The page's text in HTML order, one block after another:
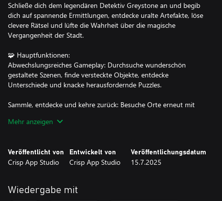
Schließe dich dem legendären Detektiv Greystone an und begib
dich auf spannende Ermittlungen, entdecke uralte Artefakte, löse
clevere Rätsel und lüfte die Wahrheit über die magische
Vergangenheit der Stadt.
🧩 Hauptfunktionen:
Abwechslungsreiches Gameplay: Durchsuche wunderschön
gestaltete Szenen, finde versteckte Objekte, entdecke
Unterschiede und knacke herausfordernde Puzzles.
Sammle, entdecke und kehre zurück: Besuche Orte erneut mit
Belohnungen für deine Sammlung.
fesselnde Handlung mit unvergesslichen Persönlichkeiten,
überraschenden Wendungen und magischen Geheimnissen.
Kostenlose Hinweise verfügbar: Stecken geblieben? Nutze
kostenlose Hinweise, um ohne Frust weiterzukommen.
Mehr anzeigen
Veröffentlicht von
Crisp App Studio
Entwickelt von
Crisp App Studio
Veröffentlichungsdatum
15.7.2025
Wiedergabe mit